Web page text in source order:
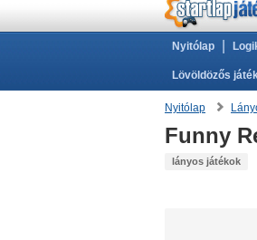
Nyitólap
Lövöldözős
Nyitólap
Funny
lányos játékok